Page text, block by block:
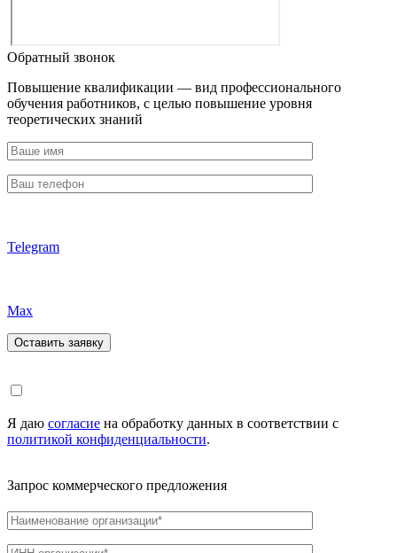
Обратный звонок
Повышение квалификации — вид профессионального
обучения работников, с целью повышение уровня
теоретических знаний
Telegram
Max
Я даю согласие на обработку данных в соответствии с
политикой конфиденциальности.
Запрос коммерческого предложения